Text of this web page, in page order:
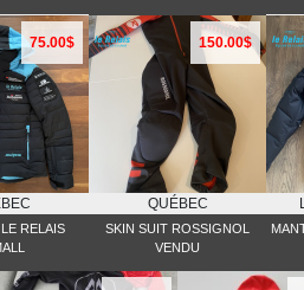
75.00$
RELAIS
150.00$
QUÉBEC
SKIN SUIT ROSSIGNOL
VENDU